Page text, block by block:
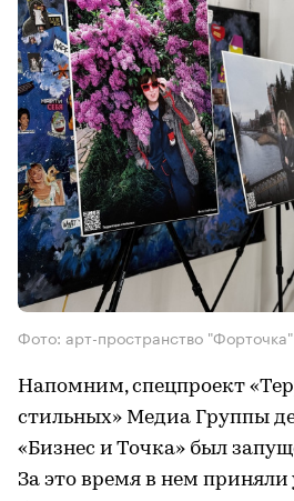
Фото: арт-пространство "Форточка"
Напомним, спецпроект
стильных» Медиа Группы
«Бизнес и Точка» был
За это время в нем приняли